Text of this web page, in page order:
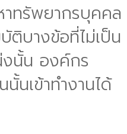
าทรัพยากรบุคคล
บางข้อที่ไม่เป็น
งนั้น องค์กร
นเข้าทำงานได้